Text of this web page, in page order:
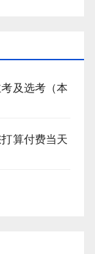
及选考（本
算付费当天